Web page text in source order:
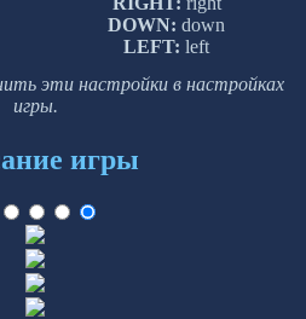
DOWN: down
LEFT: left
эти настройки в настройках
игры.
игры